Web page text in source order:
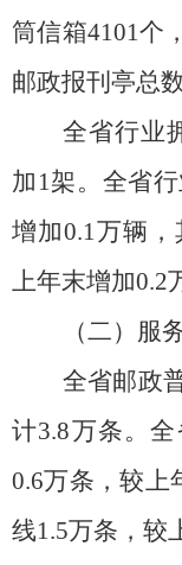
筒信箱4101个
邮政报刊亭总
全省行业
加 1架。全省
增加0.1万辆，
上年末增加0.2
（二）服
全省邮政
计3.8万条。
0.6万条，较上
线1.5万条，较